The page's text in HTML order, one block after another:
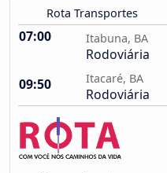
Rota Transportes
07:00 Itabuna, BA
Rodoviária
09:50
Itacaré, BA
Rodoviária